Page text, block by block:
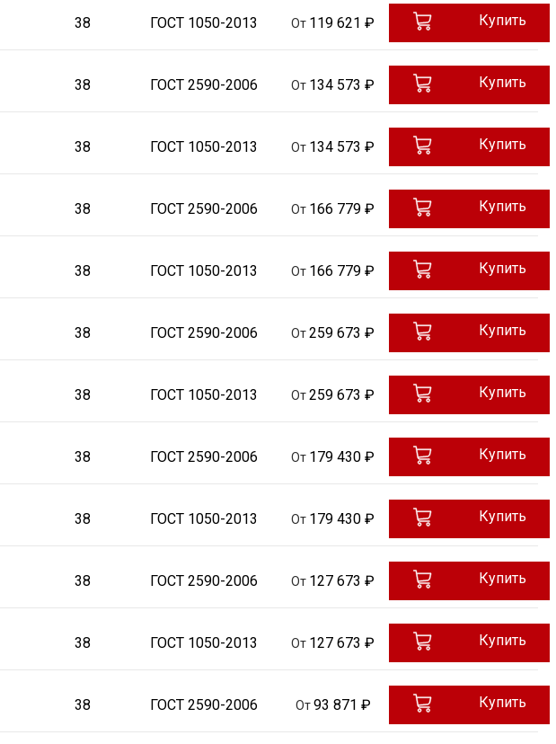
38 ГОСТ 1050-2013 От 119 621 ₽ Купить
38 ГОСТ 2590-2006 От 134 573 ₽ Купить
38 ГОСТ 1050-2013 От 134 573 ₽ Купить
38 ГОСТ 2590-2006 От 166 779 ₽ Купить
38 ГОСТ 1050-2013 От 166 779 ₽ Купить
38 ГОСТ 2590-2006 От 259 673 ₽ Купить
38 ГОСТ 1050-2013 От 259 673 ₽ Купить
38 ГОСТ 2590-2006 От 179 430 ₽ Купить
38 ГОСТ 1050-2013 От 179 430 ₽ Купить
38 ГОСТ 2590-2006 От 127 673 ₽ Купить
38 ГОСТ 1050-2013 От 127 673 ₽ Купить
38 ГОСТ 2590-2006 От93 871 ₽ Купить